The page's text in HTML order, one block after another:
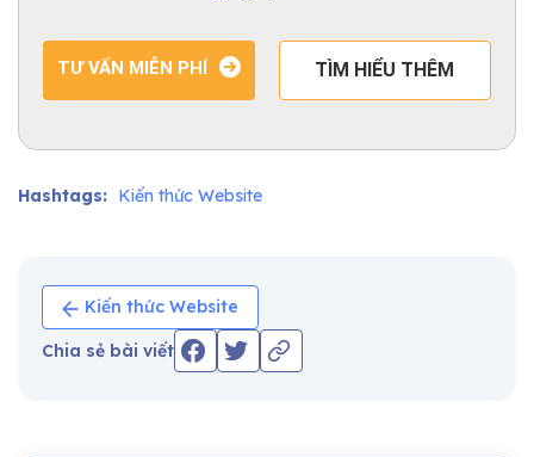
TƯ VẤN MIỄN PHÍ TÌM HIỂU THÊM
Hashtags: Kiến thức Website
Kiến thức Website
Chia sẻ bài viết